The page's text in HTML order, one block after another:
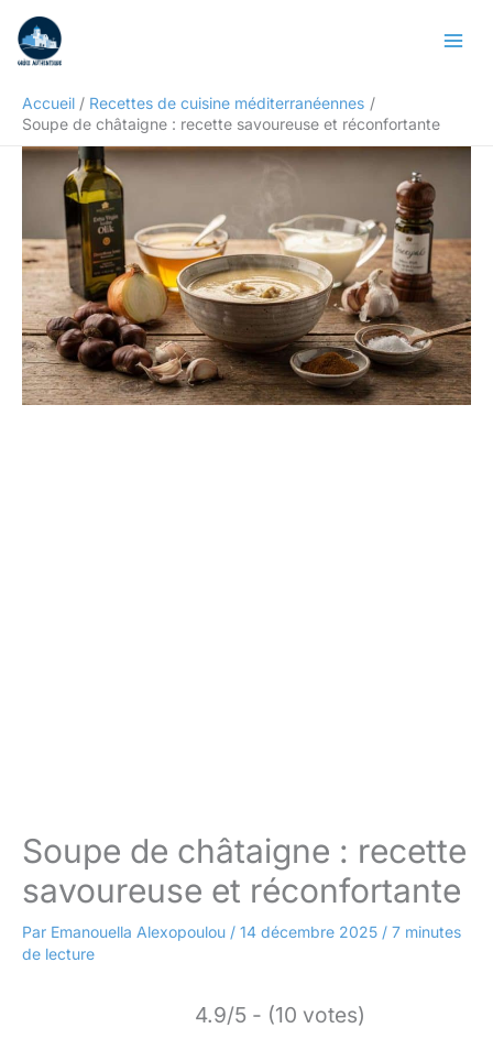
contenu
Accueil
Recettes de cuisine méditerranéennes
Soupe de châtaigne : recette savoureuse et réconfortante
Soupe de châtaigne : recette
savoureuse et réconfortante
Par Emanouella Alexopoulou / 14 décembre 2025 / 7 minutes
de lecture
4.9/5 - (10 votes)
Rechercher